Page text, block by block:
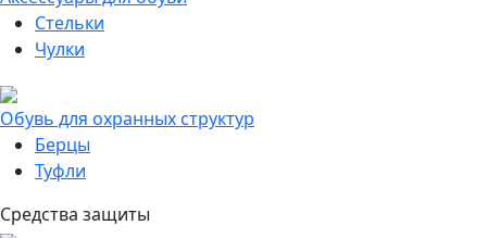
Стельки
Чулки
Обувь для охранных структур
Берцы
Туфли
Средства защиты